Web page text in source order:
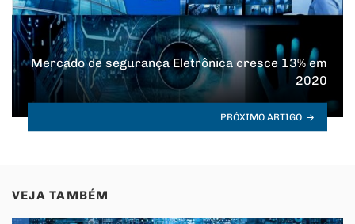
Mercado de segurança Eletrônica cresce 13% em
2020
PRÓXIMO ARTIGO
VEJA TAMBÉM